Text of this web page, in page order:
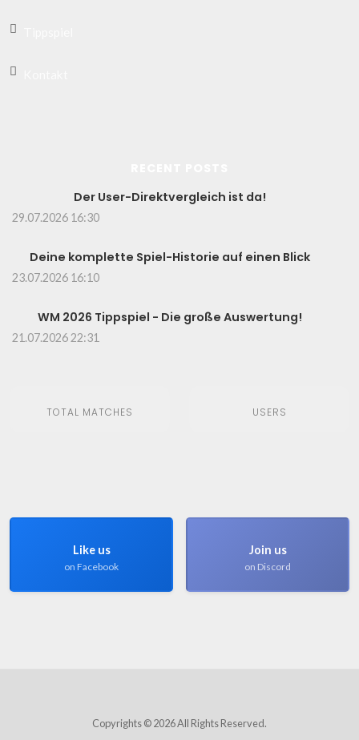
Der User-Direktvergleich ist da!
29.07.2026 16:30
Deine komplette Spiel-Historie auf einen Blick
23.07.2026 16:10
WM 2026 Tippspiel - Die große Auswertung!
21.07.2026 22:31
TOTAL MATCHES USERS
Like us
on Facebook
Join us
on Discord
Copyrights © 2026 All Rights Reserved.